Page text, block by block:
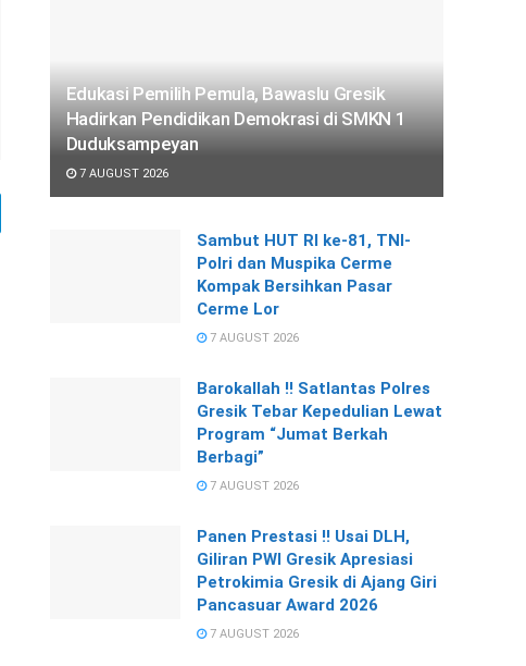
Edukasi Pemilih Pemula, Bawaslu Gresik
Hadirkan Pendidikan Demokrasi di SMKN 1
Duduksampeyan
7 AUGUST 2026
Sambut HUT RI ke-81, TNI-
Polri dan Muspika Cerme
Kompak Bersihkan Pasar
Cerme Lor
7 AUGUST 2026
Barokallah !! Satlantas Polres
Gresik Tebar Kepedulian Lewat
Program “Jumat Berkah
Berbagi”
7 AUGUST 2026
Panen Prestasi !! Usai DLH,
Giliran PWI Gresik Apresiasi
Petrokimia Gresik di Ajang Giri
Pancasuar Award 2026
7 AUGUST 2026